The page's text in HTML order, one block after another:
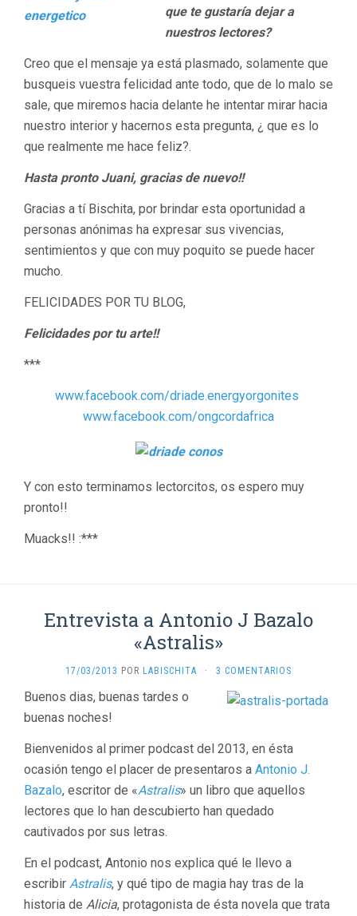
que te gustaría dejar a
nuestros lectores?
Creo que el mensaje ya está plasmado, solamente que
busqueis vuestra felicidad ante todo, que de lo malo se
sale, que miremos hacia delante he intentar mirar hacia
nuestro interior y hacernos esta pregunta, ¿ que es lo
que realmente me hace feliz?.
Hasta pronto Juani, gracias de nuevo!!
Gracias a tí Bischita, por brindar esta oportunidad a
personas anónimas ha expresar sus vivencias,
sentimientos y que con muy poquito se puede hacer
mucho.
FELICIDADES POR TU BLOG,
Felicidades por tu arte!!
***
www.facebook.com/driade.energyorgonites
www.facebook.com/ongcordafrica
Y con esto terminamos lectorcitos, os espero muy
pronto!!
Muacks!! :***
Entrevista a Antonio J Bazalo
«Astralis»
17/03/2013 POR LABISCHITA · 3 COMENTARIOS
Buenos dias, buenas tardes o
buenas noches!
Bienvenidos al primer podcast del 2013, en ésta
ocasión tengo el placer de presentaros a Antonio J.
Bazalo, escritor de «Astralis» un libro que aquellos
lectores que lo han descubierto han quedado
cautivados por sus letras.
En el podcast, Antonio nos explica qué le llevo a
escribir Astralis, y qué tipo de magia hay tras de la
historia de Alicia, protagonista de ésta novela que trata